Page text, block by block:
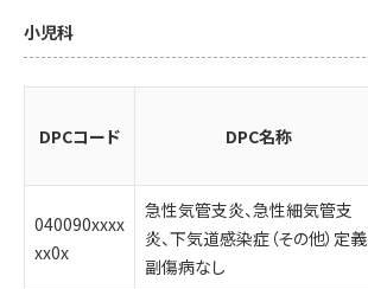
小児科
DPCコード DPC名称
040090xxxx
xx0x
急性気管支炎、急性細気管支
炎、下気道感染症（その他）定義
副傷病なし